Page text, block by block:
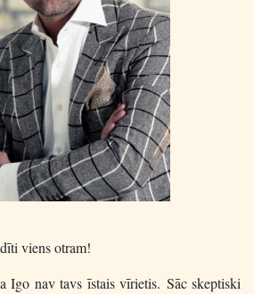
viens otram!
Igo nav tavs īstais vīrietis. Sāc skeptiski